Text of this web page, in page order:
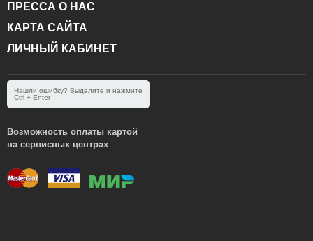
ПРЕССА О НАС
КАРТА САЙТА
ЛИЧНЫЙ КАБИНЕТ
Нашли ошибку? Выделите и нажмите
Ctrl + Enter
Возможность оплаты картой
на сервисных центрах